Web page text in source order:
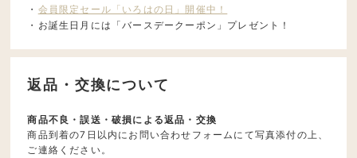
・ 会員限定セール「いろはの日」開催中！
・お誕生日月には「バースデークーポン」プレゼント！
返品・交換について
商品不良・誤送・破損による返品・交換
商品到着の7日以内にお問い合わせフォームにて写真添付の上、
ご連絡ください。